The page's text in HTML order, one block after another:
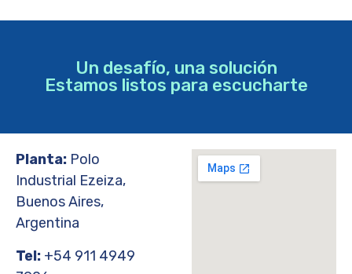
Un desafío, una solución
Estamos listos para escucharte
Planta: Polo
Industrial Ezeiza,
Buenos Aires,
Argentina
Tel: +54 911 4949